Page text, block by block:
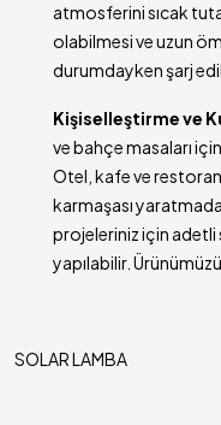
atmosferini sıcak
olabilmesi ve uzun
durumdayken şarj
Kişiselleştirme ve
ve bahçe masaları
Otel, kafe ve
karmaşası
projeleriniz için adetli
yapılabilir.
SOLAR LAMBA